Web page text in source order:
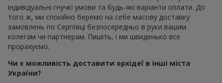
індивідуальні гнучкі умови та будь-які варіанти оплати. До
того ж, ми спокійно беремо на себе масову доставку
замовлень по Сергіївці безпосередньо в руки вашим
колегам чи партнерам. Пишіть, і ми швиденько все
прорахуємо.
Чи є можливість доставити орхідеї в інші міста
України?